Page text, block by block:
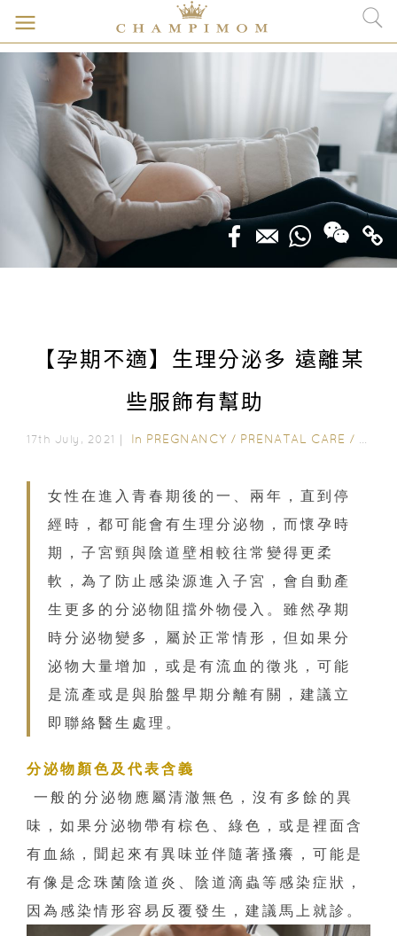
【孕期不適】生理分泌多 遠離某
些服飾有幫助
17th July, 2021｜ In PREGNANCY / PRENATAL CARE /
女性在進入青春期後的一、兩年，直到停
經時，都可能會有生理分泌物，而懷孕時
期，子宮頸與陰道壁相較往常變得更柔
軟，為了防止感染源進入子宮，會自動產
生更多的分泌物阻擋外物侵入。雖然孕期
時分泌物變多，屬於正常情形，但如果分
泌物大量增加，或是有流血的徵兆，可能
是流產或是與胎盤早期分離有關，建議立
即聯絡醫生處理。
分泌物顏色及代表含義
一般的分泌物應屬清澈無色，沒有多餘的異
味，如果分泌物帶有棕色、綠色，或是裡面含
有血絲，聞起來有異味並伴隨著搔癢，可能是
有像是念珠菌陰道炎、陰道滴蟲等感染症狀，
因為感染情形容易反覆發生，建議馬上就診。